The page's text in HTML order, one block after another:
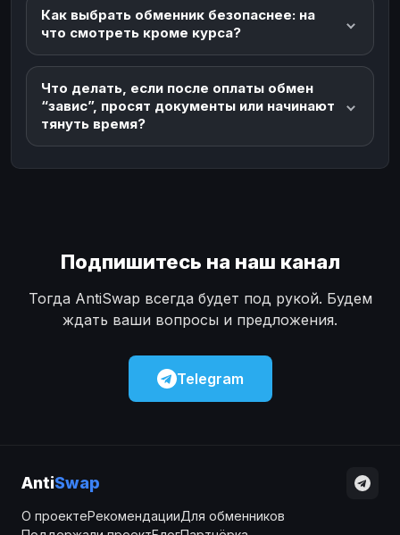
Как выбрать обменник безопаснее: на
что смотреть кроме курса?
Что делать, если после оплаты обмен
“завис”, просят документы или начинают
тянуть время?
Подпишитесь на наш канал
Тогда AntiSwap всегда будет под рукой. Будем
ждать ваши вопросы и предложения.
Telegram
AntiSwap
О проектеРекомендацииДля обменников